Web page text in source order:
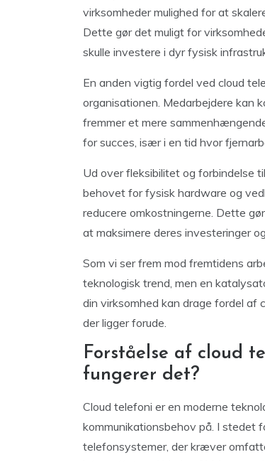
virksomheder mulighed for at
Dette gør det muligt for
skulle investere i dyr fysisk
En anden vigtig fordel ved cloud
organisationen. Medarbejdere kan
fremmer et mere
for succes, især i en tid hvor
Ud over fleksibilitet og forbindelse
behovet for fysisk hardware og
reducere omkostningerne. Dette
at maksimere deres investeringer
Som vi ser frem mod fremtidens
teknologisk trend, men en
din virksomhed kan drage fordel af
der ligger forude.
Forståelse af cloud
fungerer det?
Cloud telefoni er en moderne
kommunikationsbehov på. I
telefonsystemer, der kræver